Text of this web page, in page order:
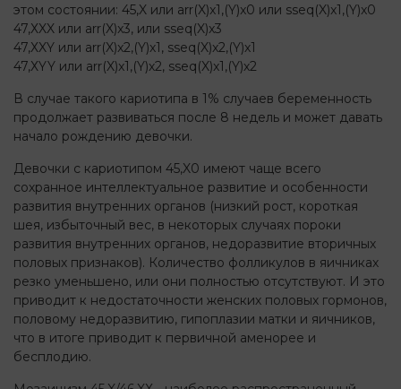
этом состоянии: 45,X или arr(X)x1,(Y)x0 или sseq(X)x1,(Y)x0
47,ХXX или arr(X)x3, или sseq(X)x3
47,ХXY или arr(X)x2,(Y)х1, sseq(X)x2,(Y)х1
47,ХYY или arr(X)x1,(Y)х2, sseq(X)x1,(Y)х2
В случае такого кариотипа в 1% случаев беременность
продолжает развиваться после 8 недель и может давать
начало рождению девочки.
Девочки с кариотипом 45,X0 имеют чаще всего
сохранное интеллектуальное развитие и особенности
развития внутренних органов (низкий рост, короткая
шея, избыточный вес, в некоторых случаях пороки
развития внутренних органов, недоразвитие вторичных
половых признаков). Количество фолликулов в яичниках
резко уменьшено, или они полностью отсутствуют. И это
приводит к недостаточности женских половых гормонов,
половому недоразвитию, гипоплазии матки и яичников,
что в итоге приводит к первичной аменорее и
бесплодию.